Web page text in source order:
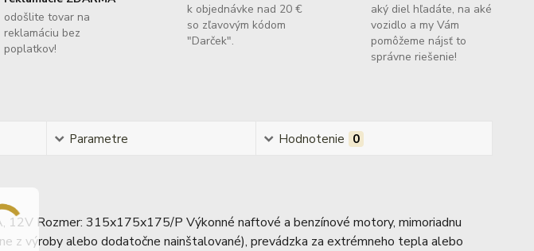
odošlite tovar na
reklamáciu bez
poplatkov!
k objednávke nad 20 €
so zľavovým kódom
"Darček".
aký diel hľadáte, na aké
vozidlo a my Vám
pomôžeme nájsť to
správne riešenie!
Parametre Hodnotenie 0
Rozmer: 315x175x175/P Výkonné naftové a benzínové motory, mimoriadnu
z výroby alebo dodatočne nainštalované), prevádzka za extrémneho tepla alebo